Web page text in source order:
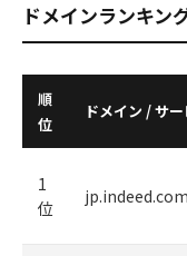
ドメインランキン
順
位
ドメイン / サ
1
位
jp.indeed.com